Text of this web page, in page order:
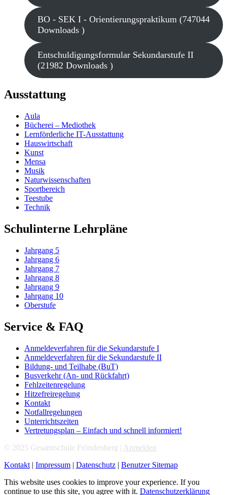
BO - SEK I - Orientierungspraktikum (747044
Downloads )
Entschuldigungsformular Sekundarstufe II
(21982 Downloads )
Ausstattung
Aula
Bücherei – Mediothek
Lernförderliche IT-Ausstattung
Hauswirtschaft
Kunst
Mensa
Musik
Naturwissenschaften
Sportbereich
Teestube
Technik
Schulinterne Lehrpläne
Jahrgang 5
Jahrgang 6
Jahrgang 7
Jahrgang 8
Jahrgang 9
Jahrgang 10
Oberstufe
Service & FAQ
Anmeldeverfahren für die Sekundarstufe I
Anmeldeverfahren für die Sekundarstufe II
Bildung- und Teilhabe (BuT)
Busverkehr (An- und Rückfahrt)
Fehlzeitenregelung
Hitzefreiregelung
Kontakt
Notfallregelungen
Unterrichtszeiten
Vertretungsplan – Einfach und schnell informiert!
© 2025 Gesamtschule Fröndenberg | Anmelden
Kontakt | Impressum | Datenschutz | Benutzer Sitemap
This website uses cookies to improve your experience. If you
continue to use this site, you agree with it. Datenschutzerklärung